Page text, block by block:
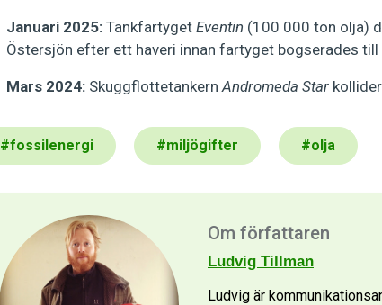
Januari 2025: Tankfartyget Eventin (100 000 ton olja)
Östersjön efter ett haveri innan fartyget bogserades till
Mars 2024: SkuggflottetankernAndromeda Star
#fossilenergi #miljögifter #olja
Om författaren
Ludvig Tillman
Ludvig är